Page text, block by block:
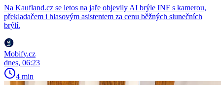
Na Kaufland.cz se letos na jaře objevily AI brýle INF s kamerou,
překladačem i hlasovým asistentem za cenu běžných slunečních
brýlí.
Mobify.cz
dnes, 06:23
4 min